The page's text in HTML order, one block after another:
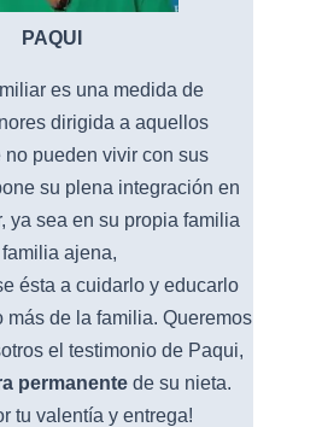
PAQUI
es una medida de
dirigida a aquellos
pueden vivir con sus
su plena integración en
ya sea en su propia familia
ajena,
ésta a cuidarlo y educarlo
más de la familia. Queremos
el testimonio de Paqui,
permanente de su nieta.
tu valentía y entrega!